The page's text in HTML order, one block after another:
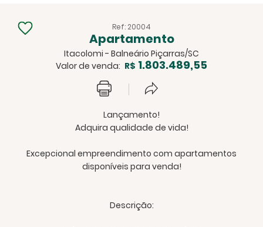
Ref: 20004
Apartamento
Itacolomi - Balneário Piçarras/SC
Valor de venda: R$ 1.803.489,55
Lançamento!
Adquira qualidade de vida!
Excepcional empreendimento com apartamentos
disponíveis para venda!
Descrição: